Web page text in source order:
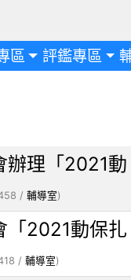
區 評鑑專區
辦理「2021動
/ 輔導室)
「2021動保扎
/ 輔導室)